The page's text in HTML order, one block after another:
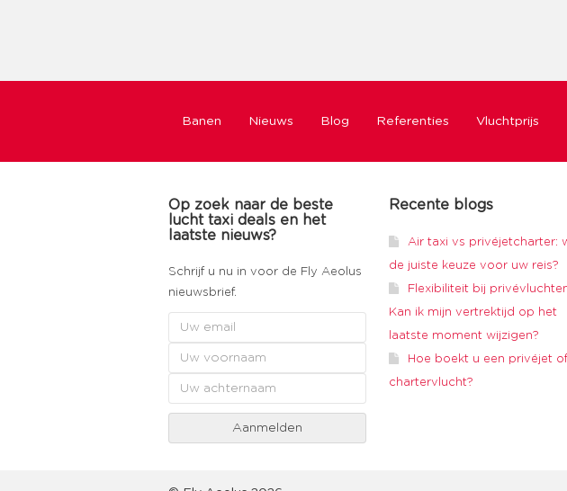
Banen Nieuws Blog Referenties Vluchtprijs
Op zoek naar de beste
lucht taxi deals en het
laatste nieuws?
Schrijf u nu in voor de Fly Aeolus
nieuwsbrief.
Recente blogs
Air taxi vs privéjetcharter:
de juiste keuze voor uw reis?
Flexibiliteit bij
Kan ik mijn vertrektijd op het
laatste moment wijzigen?
Hoe boekt u een privéjet of
chartervlucht?